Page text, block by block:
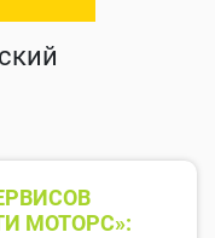
МОТОРС»: